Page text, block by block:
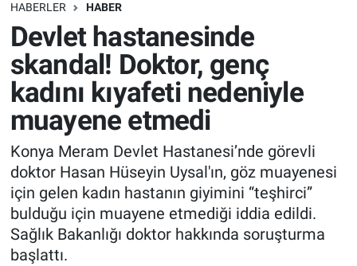
HABERLER HABER
Devlet hastanesinde
skandal! Doktor, genç
kadını kıyafeti nedeniyle
muayene etmedi
Konya Meram Devlet Hastanesi’nde görevli
doktor Hasan Hüseyin Uysal'ın, göz muayenesi
için gelen kadın hastanın giyimini “teşhirci”
bulduğu için muayene etmediği iddia edildi.
Sağlık Bakanlığı doktor hakkında soruşturma
başlattı.
Bilim turu
Bilim ve Teknoloji Evreni
Doğa Konuşuyor
Dünya
Ege Saati
Ege'den Esintiler
Eğitim
Dünya
Teknoloji
Sağlık
Spor
Yayın Akışı
İletişim
Trafik Durumu
Süper Lig Puan Durumu ve Fikstür
Tüm Manşetler
Son Dakika Haberleri
Haber Arşivi